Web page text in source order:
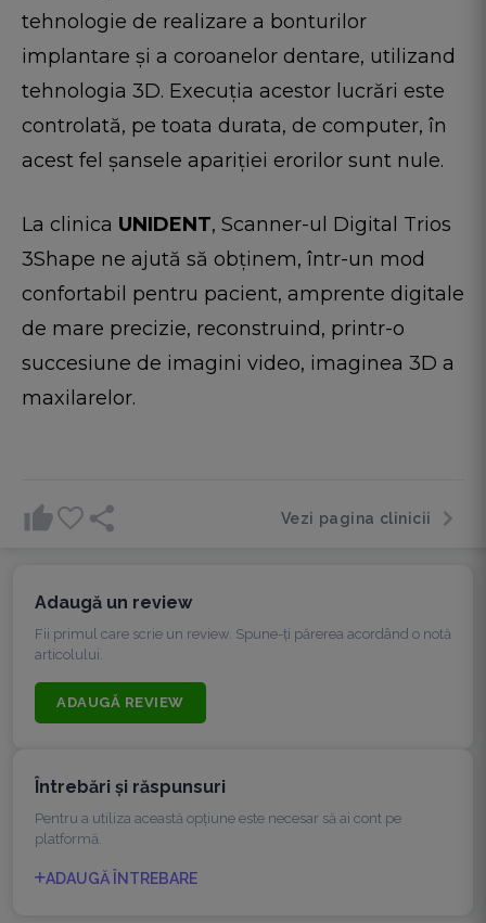
tehnologie de realizare a bonturilor
implantare și a coroanelor dentare, utilizand
tehnologia 3D. Execuția acestor lucrări este
controlată, pe toata durata, de computer, în
acest fel șansele apariției erorilor sunt nule.
La clinica UNIDENT, Scanner-ul Digital Trios
3Shape ne ajută să obținem, într-un mod
confortabil pentru pacient, amprente digitale
de mare precizie, reconstruind, printr-o
succesiune de imagini video, imaginea 3D a
maxilarelor.
Vezi pagina clinicii
Adaugă un review
Fii primul care scrie un review. Spune-ți părerea acordând o notă
articolului.
ADAUGĂ REVIEW
Întrebări şi răspunsuri
Pentru a utiliza această opțiune este necesar să ai cont pe
platformă.
ADAUGĂ ÎNTREBARE